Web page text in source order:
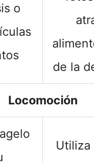
o
de la
Locomoción
Utiliza